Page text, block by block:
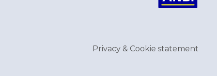
Privacy & Cookie statement